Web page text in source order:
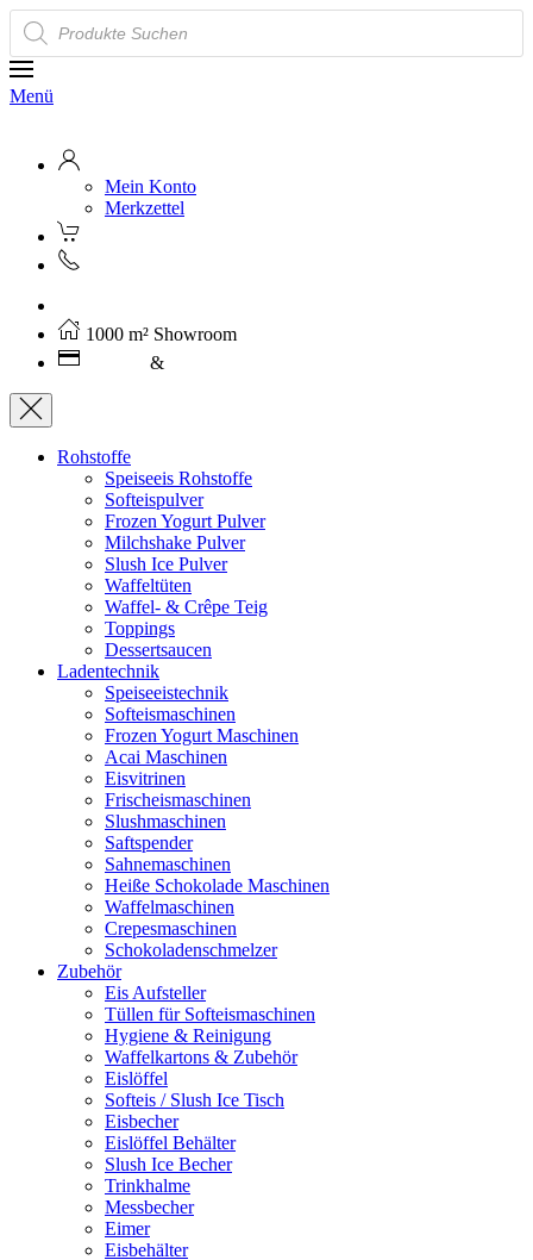
Products
search
Menü
Mein Konto
Merkzettel
1000 m² Showroom
&
Rohstoffe
Speiseeis Rohstoffe
Softeispulver
Frozen Yogurt Pulver
Milchshake Pulver
Slush Ice Pulver
Waffeltüten
Waffel- & Crêpe Teig
Toppings
Dessertsaucen
Ladentechnik
Speiseeistechnik
Softeismaschinen
Frozen Yogurt Maschinen
Acai Maschinen
Eisvitrinen
Frischeismaschinen
Slushmaschinen
Saftspender
Sahnemaschinen
Heiße Schokolade Maschinen
Waffelmaschinen
Crepesmaschinen
Schokoladenschmelzer
Zubehör
Eis Aufsteller
Tüllen für Softeismaschinen
Hygiene & Reinigung
Waffelkartons & Zubehör
Eislöffel
Softeis / Slush Ice Tisch
Eisbecher
Eislöffel Behälter
Slush Ice Becher
Trinkhalme
Messbecher
Eimer
Eisbehälter